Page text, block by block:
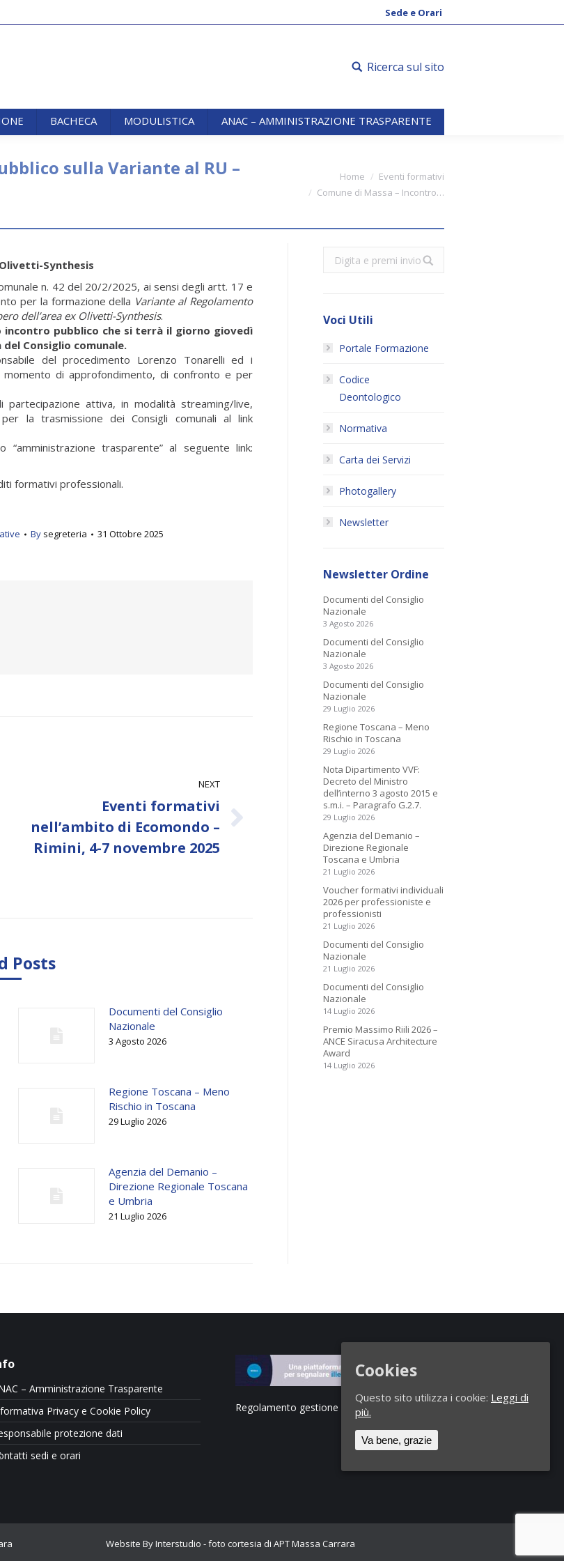
Sede e Orari
Ricerca sul sito
BACHECA MODULISTICA ANAC – AMMINISTRAZIONE TRASPARENTE
sulla Variante al RU –
Home
Eventi formativi
Comune di Massa – Incontro…
Synthesis
n. 42 del 20/2/2025, ai sensi degli artt. 17 e
per la formazione della Variante al Regolamento
dell’area ex Olivetti-Synthesis.
incontro pubblico che si terrà il giorno giovedì
del Consiglio comunale.
del procedimento Lorenzo Tonarelli ed i
di approfondimento, di confronto e per
attiva, in modalità streaming/live,
la trasmissione dei Consigli comunali al link
trasparente” al seguente link:
formativi professionali.
By segreteria 31 Ottobre 2025
NEXT
Next
Eventi formativi
nell’ambito di Ecomondo –
Rimini, 4-7 novembre 2025
Posts
Documenti del Consiglio
Nazionale
3 Agosto 2026
Regione Toscana – Meno
Rischio in Toscana
29 Luglio 2026
Agenzia del Demanio –
Direzione Regionale Toscana
e Umbria
21 Luglio 2026
Search:
Voci Utili
Portale Formazione
Codice
Deontologico
Normativa
Carta dei Servizi
Photogallery
Newsletter
Newsletter Ordine
Documenti del Consiglio
Nazionale
3 Agosto 2026
Documenti del Consiglio
Nazionale
3 Agosto 2026
Documenti del Consiglio
Nazionale
29 Luglio 2026
Regione Toscana – Meno
Rischio in Toscana
29 Luglio 2026
Nota Dipartimento VVF:
Decreto del Ministro
dell’interno 3 agosto 2015 e
s.m.i. – Paragrafo G.2.7.
29 Luglio 2026
Agenzia del Demanio –
Direzione Regionale
Toscana e Umbria
21 Luglio 2026
Voucher formativi individuali
2026 per professioniste e
professionisti
21 Luglio 2026
Documenti del Consiglio
Nazionale
21 Luglio 2026
Documenti del Consiglio
Nazionale
14 Luglio 2026
Premio Massimo Riili 2026 –
ANCE Siracusa Architecture
Award
14 Luglio 2026
– Amministrazione Trasparente
Privacy e Cookie Policy
protezione dati
sedi e orari
Regolamento gestione segnalazioni di illeciti
Website By Interstudio - foto cortesia di APT Massa Carrara
Cookies
Questo sito utilizza i cookie: Leggi di
più.
Va bene, grazie
ANAC – AMMINISTRAZIONE TRASPARENTE